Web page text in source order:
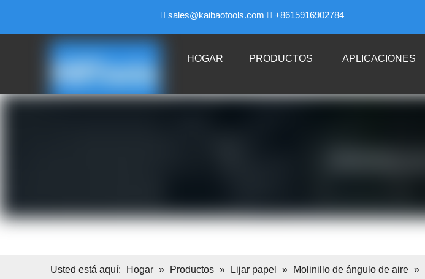
 sales@kaibaotools.com  +8615916902784
HOGAR PRODUCTOS APLICACIONES
Usted está aquí: Hogar » Productos » Lijar papel » Molinillo de ángulo de aire »